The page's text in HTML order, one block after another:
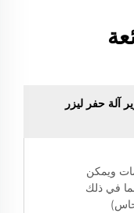
آلة حفر ليزر
ويمكن
في ذلك